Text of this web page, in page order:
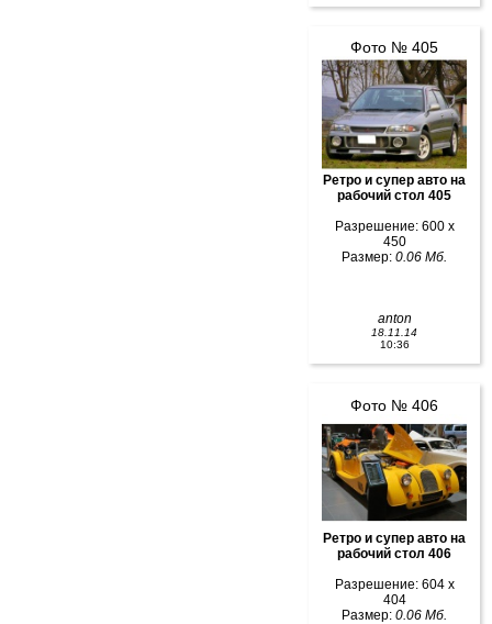
Фото № 405
Ретро и супер авто на
рабочий стол 405
Разрешение: 600 x
450
Размер: 0.06 Мб.
anton
18.11.14
10:36
Фото № 406
Ретро и супер авто на
рабочий стол 406
Разрешение: 604 x
404
Размер: 0.06 Мб.